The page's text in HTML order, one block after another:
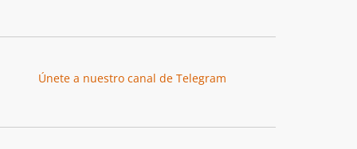
Únete a nuestro canal de Telegram